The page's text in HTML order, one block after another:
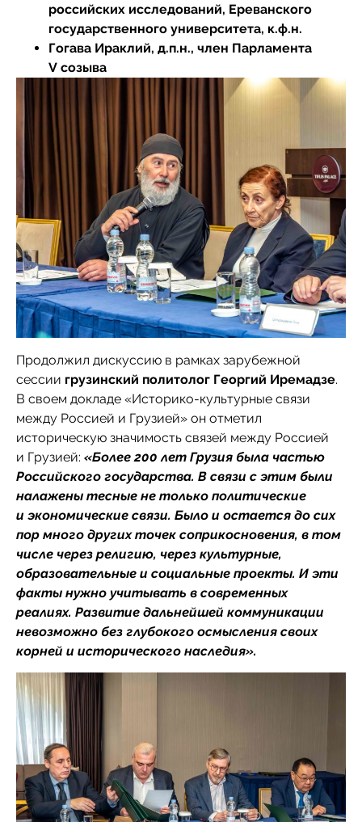
российских исследований, Ереванского
государственного университета, к.ф.н.
Гогава Ираклий, д.п.н., член Парламента
V созыва
Продолжил дискуссию в рамках зарубежной
сессии грузинский политолог Георгий Иремадзе.
В своем докладе «Историко-культурные связи
между Россией и Грузией» он отметил
историческую значимость связей между Россией
и Грузией: «Более 200 лет Грузия была частью
Российского государства. В связи с этим были
налажены тесные не только политические
и экономические связи. Было и остается до сих
пор много других точек соприкосновения, в том
числе через религию, через культурные,
образовательные и социальные проекты. И эти
факты нужно учитывать в современных
реалиях. Развитие дальнейшей коммуникации
невозможно без глубокого осмысления своих
корней и исторического наследия».